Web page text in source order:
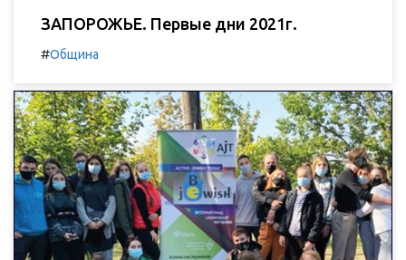
ЗАПОРОЖЬЕ. Первые дни 2021г.
#Община